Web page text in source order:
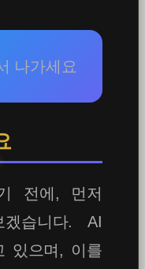
나가세요
전에, 먼저
습니다. AI
있으며, 이를